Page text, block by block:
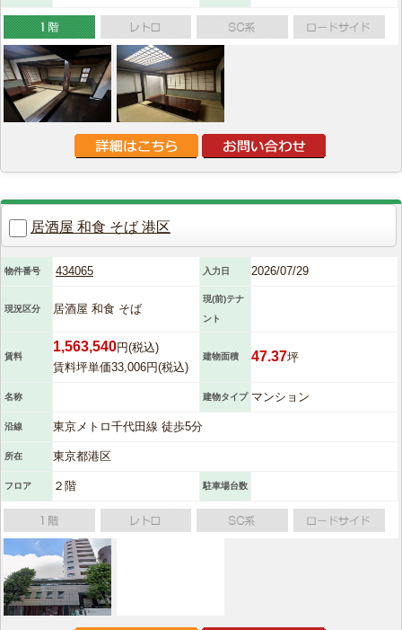
居酒屋 和食 そば 港区
物件番号 434065 入力日 2026/07/29
現況区分 居酒屋 和食 そば
現(前)テナ
ント
賃料
1,563,540円(税込)
賃料坪単価33,006円(税込)
建物面積 47.37坪
名称 建物タイプ マンション
沿線 東京メトロ千代田線 徒歩5分
所在 東京都港区
フロア ２階 駐車場台数